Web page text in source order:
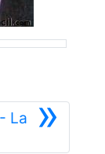
»
La